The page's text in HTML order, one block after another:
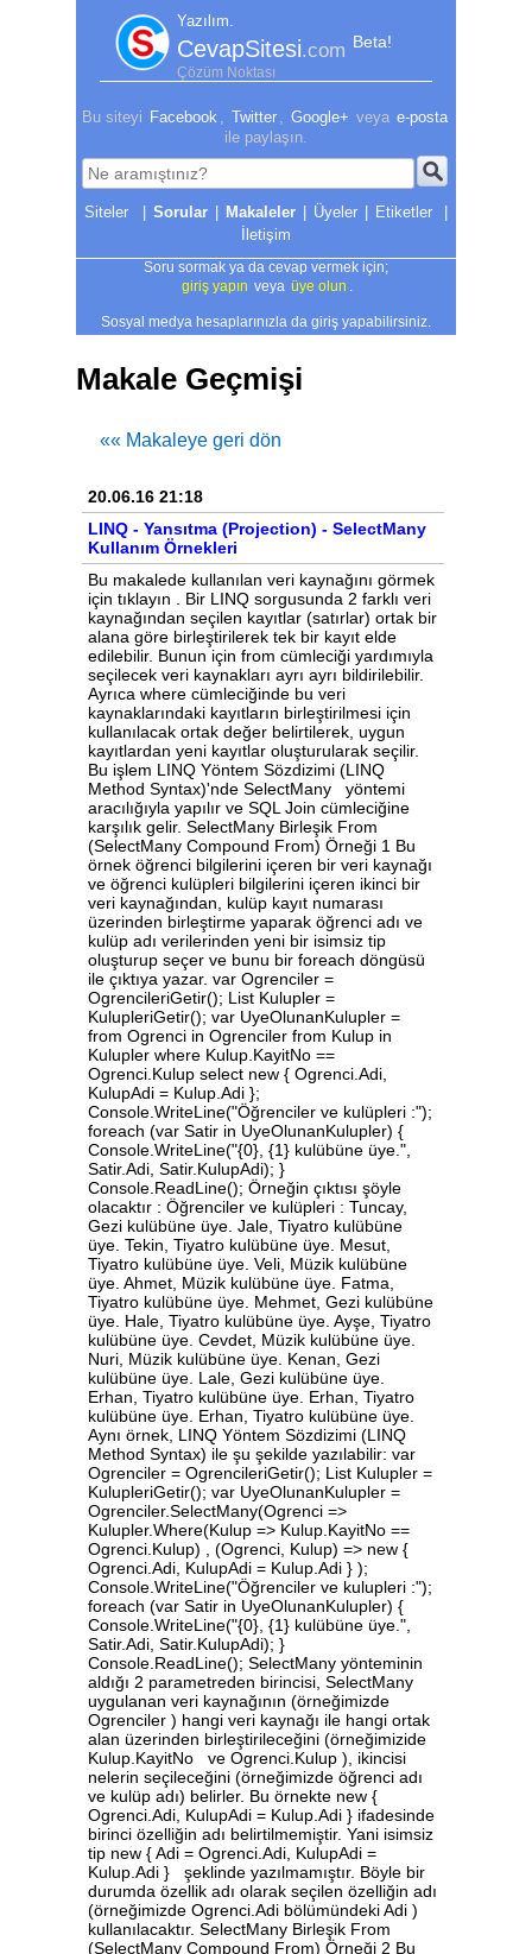
Yazılım.
CevapSitesi.com Beta!
Çözüm Noktası
Bu siteyi Facebook Twitter Google+ veya e-posta
ile paylaşın.
| Sorular | Makaleler | Üyeler | Etiketler
|
İletişim
Soru sormak ya da cevap vermek için;
giriş yapın veya üye olun
Sosyal medya hesaplarınızla da giriş yapabilirsiniz.
Makale Geçmişi
«« Makaleye geri dön
20.06.16 21:18
LINQ - Yansıtma (Projection) - SelectMany
Kullanım Örnekleri
Bu makalede kullanılan veri kaynağını görmek için tıklayın . Bir LINQ sorgusunda 2 farklı veri kaynağından seçilen kayıtlar (satırlar) ortak bir alana göre birleştirilerek tek bir kayıt elde edilebilir. Bunun için from cümleciği yardımıyla seçilecek veri kaynakları ayrı ayrı bildirilebilir. Ayrıca where cümleciğinde bu veri kaynaklarındaki kayıtların birleştirilmesi için kullanılacak ortak değer belirtilerek, uygun kayıtlardan yeni kayıtlar oluşturularak seçilir. Bu işlem LINQ Yöntem Sözdizimi (LINQ Method Syntax)'nde SelectMany yöntemi aracılığıyla yapılır ve SQL Join cümleciğine karşılık gelir. SelectMany Birleşik From (SelectMany Compound From) Örneği 1 Bu örnek öğrenci bilgilerini içeren bir veri kaynağı ve öğrenci kulüpleri bilgilerini içeren ikinci bir veri kaynağından, kulüp kayıt numarası üzerinden birleştirme yaparak öğrenci adı ve kulüp adı verilerinden yeni bir isimsiz tip oluşturup seçer ve bunu bir foreach döngüsü ile çıktıya yazar. var Ogrenciler = OgrencileriGetir(); List Kulupler = KulupleriGetir(); var UyeOlunanKulupler = from Ogrenci in Ogrenciler from Kulup in Kulupler where Kulup.KayitNo == Ogrenci.Kulup select new { Ogrenci.Adi, KulupAdi = Kulup.Adi }; Console.WriteLine("Öğrenciler ve kulüpleri :"); foreach (var Satir in UyeOlunanKulupler) { Console.WriteLine("{0}, {1} kulübüne üye.", Satir.Adi, Satir.KulupAdi); } Console.ReadLine(); Örneğin çıktısı şöyle olacaktır : Öğrenciler ve kulüpleri : Tuncay, Gezi kulübüne üye. Jale, Tiyatro kulübüne üye. Tekin, Tiyatro kulübüne üye. Mesut, Tiyatro kulübüne üye. Veli, Müzik kulübüne üye. Ahmet, Müzik kulübüne üye. Fatma, Tiyatro kulübüne üye. Mehmet, Gezi kulübüne üye. Hale, Tiyatro kulübüne üye. Ayşe, Tiyatro kulübüne üye. Cevdet, Müzik kulübüne üye. Nuri, Müzik kulübüne üye. Kenan, Gezi kulübüne üye. Lale, Gezi kulübüne üye. Erhan, Tiyatro kulübüne üye. Erhan, Tiyatro kulübüne üye. Erhan, Tiyatro kulübüne üye. Aynı örnek, LINQ Yöntem Sözdizimi (LINQ Method Syntax) ile şu şekilde yazılabilir: var Ogrenciler = OgrencileriGetir(); List Kulupler = KulupleriGetir(); var UyeOlunanKulupler = Ogrenciler.SelectMany(Ogrenci => Kulupler.Where(Kulup => Kulup.KayitNo == Ogrenci.Kulup) , (Ogrenci, Kulup) => new { Ogrenci.Adi, KulupAdi = Kulup.Adi } ); Console.WriteLine("Öğrenciler ve kulupleri :"); foreach (var Satir in UyeOlunanKulupler) { Console.WriteLine("{0}, {1} kulübüne üye.", Satir.Adi, Satir.KulupAdi); } Console.ReadLine(); SelectMany yönteminin aldığı 2 parametreden birincisi, SelectMany uygulanan veri kaynağının (örneğimizde Ogrenciler ) hangi veri kaynağı ile hangi ortak alan üzerinden birleştirileceğini (örneğimizide Kulup.KayitNo ve Ogrenci.Kulup ), ikincisi nelerin seçileceğini (örneğimizde öğrenci adı ve kulüp adı) belirler. Bu örnekte new { Ogrenci.Adi, KulupAdi = Kulup.Adi } ifadesinde birinci özelliğin adı belirtilmemiştir. Yani isimsiz tip new { Adi = Ogrenci.Adi, KulupAdi = Kulup.Adi } şeklinde yazılmamıştır. Böyle bir durumda özellik adı olarak seçilen özelliğin adı (örneğimizde Ogrenci.Adi bölümündeki Adi ) kullanılacaktır. SelectMany Birleşik From (SelectMany Compound From) Örneği 2 Bu örnek öğrenci bilgilerini içeren bir veri kaynağı ve öğrenci kulüpleri bilgilerini içeren ikinci bir veri kaynağından, bir önceki örnekten bir parça daha karmaşık bir where cümleciği kullanarak pekiyi alan öğrencileri ve kulup adlarınından yeni bir isimsiz tip oluşturup seçer ve bunu bir foreach döngüsü ile çıktıya yazar. Görüldüğü gibi bir where cümleciğinde mantıksal karşılaştırma operatörleri (and, or vb.) kullanılarak farklı durumlara göre birleştirmeler yapılabilir. var Ogrenciler = OgrencileriGetir(); List Kulupler = KulupleriGetir(); var UyeOlunanKulupler = from Ogrenci in Ogrenciler from Kulup in Kulupler where Ogrenci.Ortalama >= 85 && Kulup.KayitNo == Ogrenci.Kulup select new { Ogrenci.Adi, KulupAdi = Kulup.Adi }; Console.WriteLine("Ortalaması pekiyi olan öğrenciler ve kulüpleri :"); foreach (var Satir in UyeOlunanKulupler) { Console.WriteLine("{0}, {1} kulübüne üye.", Satir.Adi, Satir.KulupAdi); } Console.ReadLine(); Örneğin çıktısı şöyle olacaktır : Ortalaması pekiyi olan öğrenciler ve kulüpleri : Jale, Tiyatro kulübüne üye. Fatma, Tiyatro kulübüne üye. Erhan, Tiyatro kulübüne üye. Erhan, Tiyatro kulübüne üye. Aynı örnek, LINQ Yöntem Sözdizimi (LINQ Method Syntax) ile şu şekilde yazılabilir: var Ogrenciler = OgrencileriGetir(); List Kulupler = KulupleriGetir(); var UyeOlunanKulupler = Ogrenciler.SelectMany(Ogrenci => Kulupler.Where(Kulup => Kulup.KayitNo == Ogrenci.Kulup && Ogrenci.Ortalama >= 85 ) , (Ogrenci, Kulup) => new { Ogrenci.Adi, KulupAdi = Kulup.Adi } ); Console.WriteLine("Ortalaması pekiyi olan öğrenciler ve kulüpleri :"); foreach (var Satir in UyeOlunanKulupler) { Console.WriteLine("{0}, {1} kulübüne üye.", Satir.Adi, Satir.KulupAdi); } Console.ReadLine(); SelectMany yönteminin aldığı 2 parametreden birincisi, SelectMany uygulanan veri kaynağının (örneğimizde Ogrenciler ) hangi veri kaynağı ile hangi ortak alan üzerinden birleştirileceğini (örneğimizide Kulup.KayitNo ve Ogrenci.Kulup ) ve diğer şartları, ikincisi nelerin seçileceğini (örneğimizde öğrenci adı ve kulüp adı) belirler. SelectMany Birleşik From (SelectMany Compound From) Örneği 3 Bu örnek öğrenci bilgilerini içeren bir veri kaynağı ve öğrenci kulüpleri bilgilerini içeren ikinci bir veri kaynağından, bir önceki örnekten bir parça daha karmaşık bir where cümleciği kullanarak 1.1.1990 ve daha büyük doğumluların ad, doğum yılı ve üye olduğu kulüp adındanyeni bir isimsiz tip oluşturup seçer ve bunu bir foreach döngüsü ile çıktıya yazar. Görüldüğü gibi bir where cümleciğinde mantıksal karşılaştırma operatörleri (and, or vb.) kullanılarak farklı durumlara göre birleştirmeler yapılabilir. var Ogrenciler = OgrencileriGetir(); List Kulupler = KulupleriGetir(); var GenclerinKulupleri = from Ogrenci in Ogrenciler from Kulup in Kulupler where Ogrenci.DogumTarihi >= new DateTime(1990, 1, 1) && Kulup.KayitNo == Ogrenci.Kulup select new { Ogrenci.Adi, DogumYili = Ogrenci.DogumTarihi.Year, KulupAdi = Kulup.Adi }; Console.WriteLine("1.1.1990 ve daha sonra doğan öğrencilerin kulupleri :"); foreach (var Satir in GenclerinKulupleri) { Console.WriteLine("{0}, {1} kulübüne üye. Doğum yılı {2}.", Satir.Adi, Satir.KulupAdi, Satir.DogumYili); } Console.ReadLine(); Örneğin çıktısı şöyle olacaktır : 1.1.1990 ve daha sonra doğan öğrencilerin kulupleri : Tuncay, Gezi kulübüne üye. Doğum yılı 2002. Veli, Müzik kulübüne üye. Doğum yılı 1993. Nuri, Müzik kulübüne üye. Doğum yılı 1998. Lale, Gezi kulübüne üye. Doğum yılı 1990. Aynı örnek, LINQ Yöntem Sözdizimi (LINQ Method Syntax) ile şu şekilde yazılabilir: var Ogrenciler = OgrencileriGetir(); List Kulupler = KulupleriGetir(); var GenclerinKulupleri = Ogrenciler.SelectMany( Ogrenci => Kulupler.Where(Kulup => Kulup.KayitNo == Ogrenci.Kulup && Ogrenci.DogumTarihi >= new DateTime(1900, 1, 1) ) , (Ogrenci, Kulup) => new { Ogrenci.Adi, DogumYili = Ogrenci.DogumTarihi.Year,